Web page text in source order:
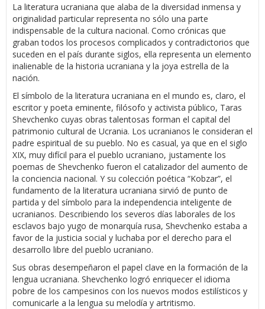
La literatura ucraniana que alaba de la diversidad inmensa y
originalidad particular representa no sólo una parte
indispensable de la cultura nacional. Como crónicas que
graban todos los procesos complicados y contradictorios que
suceden en el país durante siglos, ella representa un elemento
inalienable de la historia ucraniana y la joya estrella de la
nación.
El símbolo de la literatura ucraniana en el mundo es, claro, el
escritor y poeta eminente, filósofo y activista público, Taras
Shevchenko cuyas obras talentosas forman el capital del
patrimonio cultural de Ucrania. Los ucranianos le consideran el
padre espiritual de su pueblo. No es casual, ya que en el siglo
XIX, muy difícil para el pueblo ucraniano, justamente los
poemas de Shevchenko fueron el catalizador del aumento de
la conciencia nacional. Y su colección poética “Kobzar”, el
fundamento de la literatura ucraniana sirvió de punto de
partida y del símbolo para la independencia inteligente de
ucranianos. Describiendo los severos días laborales de los
esclavos bajo yugo de monarquía rusa, Shevchenko estaba a
favor de la justicia social y luchaba por el derecho para el
desarrollo libre del pueblo ucraniano.
Sus obras desempeñaron el papel clave en la formación de la
lengua ucraniana. Shevchenko logró enriquecer el idioma
pobre de los campesinos con los nuevos modos estilísticos y
comunicarle a la lengua su melodía y artritismo.